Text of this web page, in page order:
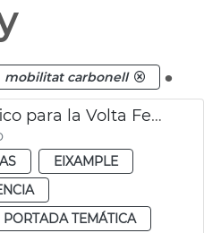
mobilitat carbonell .
Dispositivos de tráfico para la Volta Femenina de la CV y el carnaval de Russafa
EIXAMPLE
PORTADA TEMÁTICA